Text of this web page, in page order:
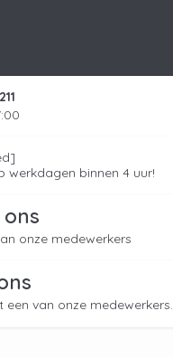
werkdagen binnen 4 uur!
onze medewerkers
van onze medewerkers.